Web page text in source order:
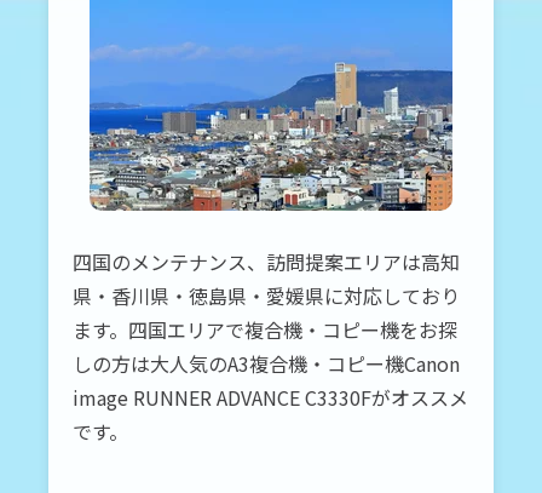
四国のメンテナンス、訪問提案エリアは高知
県・香川県・徳島県・愛媛県に対応しており
ます。四国エリアで複合機・コピー機をお探
しの方は大人気のA3複合機・コピー機Canon
image RUNNER ADVANCE C3330Fがオススメ
です。